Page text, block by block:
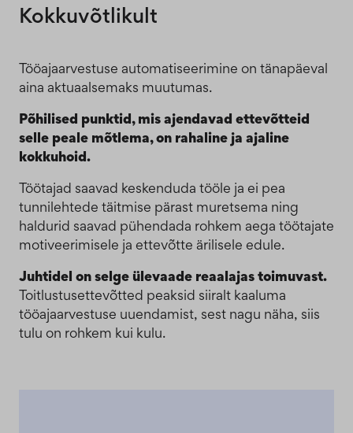
Kokkuvõtlikult
Tööajaarvestuse automatiseerimine on tänapäeval
aina aktuaalsemaks muutumas.
Põhilised punktid, mis ajendavad ettevõtteid
selle peale mõtlema, on rahaline ja ajaline
kokkuhoid.
Töötajad saavad keskenduda tööle ja ei pea
tunnilehtede täitmise pärast muretsema ning
haldurid saavad pühendada rohkem aega töötajate
motiveerimisele ja ettevõtte ärilisele edule.
Juhtidel on selge ülevaade reaalajas toimuvast.
Toitlustusettevõtted peaksid siiralt kaaluma
tööajaarvestuse uuendamist, sest nagu näha, siis
tulu on rohkem kui kulu.